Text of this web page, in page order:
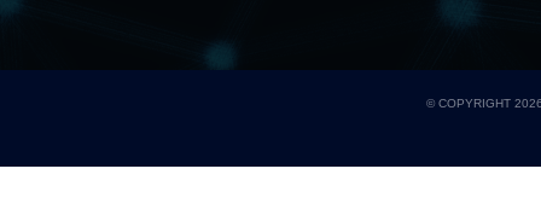
© COPYRIGHT